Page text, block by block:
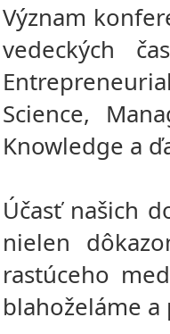
Význam
vedeckých
Science,
Knowledge a
Účasť našich
nielen
rastúceho
blahoželáme